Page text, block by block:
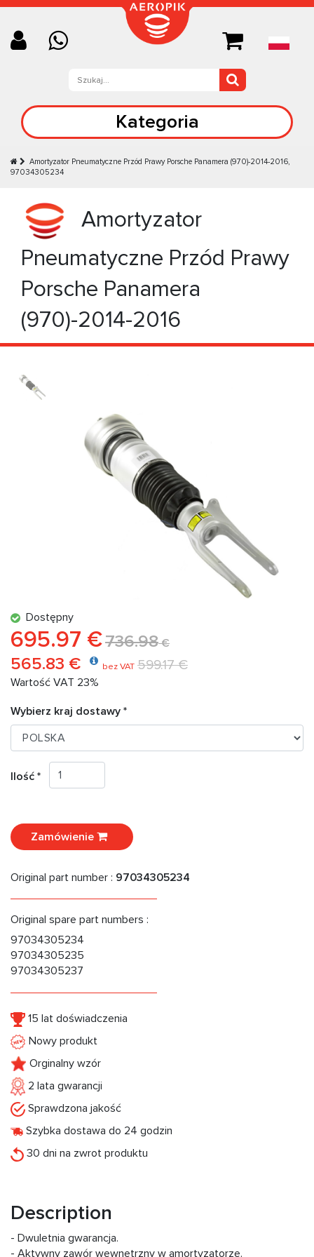
Kategoria
Amortyzator Pneumatyczne Przód Prawy Porsche Panamera (970)-2014-2016,
97034305234
Amortyzator
Pneumatyczne Przód Prawy
Porsche Panamera
(970)-2014-2016
Dostępny
695.97 €736.98€
565.83 € bez VAT 599.17 €
Wartość VAT 23%
Wybierz kraj dostawy *
Ilość *
Zamówienie
Original part number : 97034305234
Original spare part numbers :
97034305234
97034305235
97034305237
15 lat doświadczenia
Nowy produkt
Orginalny wzór
2 lata gwarancji
Sprawdzona jakość
Szybka dostawa do 24 godzin
30 dni na zwrot produktu
Description
- Dwuletnia gwarancja.
- Aktywny zawór wewnętrzny w amortyzatorze.